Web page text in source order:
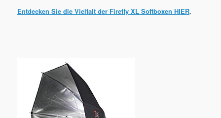
Entdecken Sie die Vielfalt der Firefly XL Softboxen HIER.